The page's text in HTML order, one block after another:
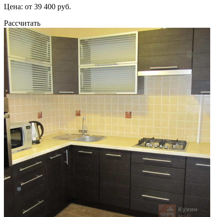
Цена: от 39 400 руб.
Рассчитать